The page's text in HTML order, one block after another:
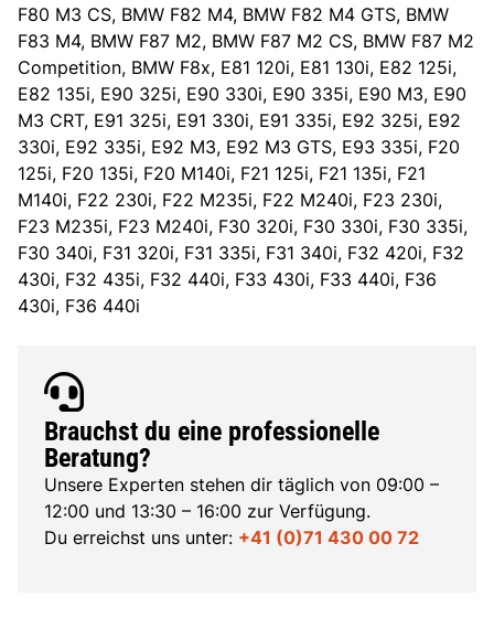
F80 M3 CS, BMW F82 M4, BMW F82 M4 GTS, BMW
F83 M4, BMW F87 M2, BMW F87 M2 CS, BMW F87 M2
Competition, BMW F8x, E81 120i, E81 130i, E82 125i,
E82 135i, E90 325i, E90 330i, E90 335i, E90 M3, E90
M3 CRT, E91 325i, E91 330i, E91 335i, E92 325i, E92
330i, E92 335i, E92 M3, E92 M3 GTS, E93 335i, F20
125i, F20 135i, F20 M140i, F21 125i, F21 135i, F21
M140i, F22 230i, F22 M235i, F22 M240i, F23 230i,
F23 M235i, F23 M240i, F30 320i, F30 330i, F30 335i,
F30 340i, F31 320i, F31 335i, F31 340i, F32 420i, F32
430i, F32 435i, F32 440i, F33 430i, F33 440i, F36
430i, F36 440i
Brauchst du eine professionelle
Beratung?
Unsere Experten stehen dir täglich von 09:00 –
12:00 und 13:30 – 16:00 zur Verfügung.
Du erreichst uns unter: +41 (0)71 430 00 72